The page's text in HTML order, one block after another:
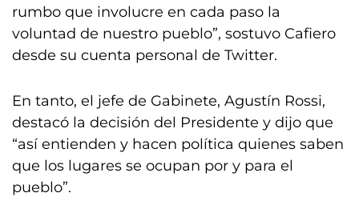
rumbo que involucre en cada paso la
voluntad de nuestro pueblo”, sostuvo Cafiero
desde su cuenta personal de Twitter.
En tanto, el jefe de Gabinete, Agustín Rossi,
destacó la decisión del Presidente y dijo que
“así entienden y hacen política quienes saben
que los lugares se ocupan por y para el
pueblo”.